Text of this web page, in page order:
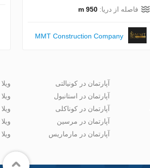
فاصله از دریا: 950 m
MMT Construction Company
آپارتمان در کونیالتی
آپارتمان در استانبول
آپارتمان در کوناکلی
آپارتمان در مرسین
آپارتمان در مارماریس